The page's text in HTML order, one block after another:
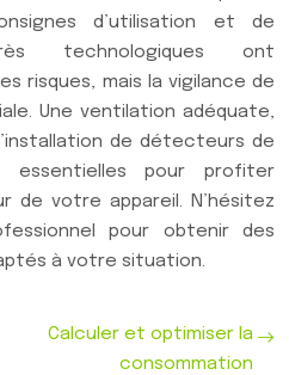
d’utilisation et de
technologiques ont
risques, mais la vigilance de
Une ventilation adéquate,
de détecteurs de
essentielles pour profiter
de votre appareil. N’hésitez
pour obtenir des
à votre situation.
Calculer et optimiser la
consommation